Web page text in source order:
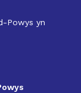
Powys yn